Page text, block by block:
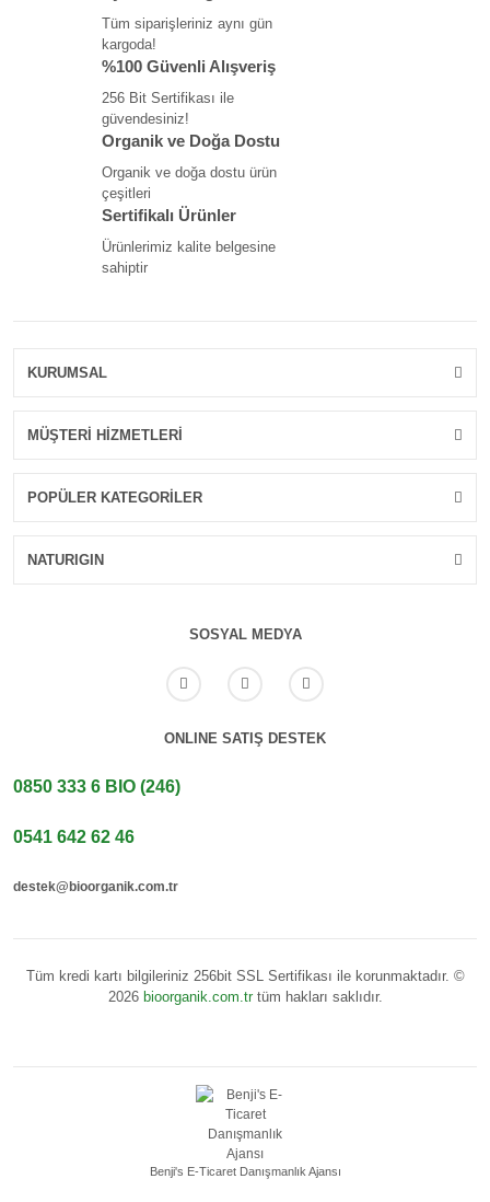
Tüm siparişleriniz aynı gün
kargoda!
%100 Güvenli Alışveriş
256 Bit Sertifikası ile
güvendesiniz!
Organik ve Doğa Dostu
Organik ve doğa dostu ürün
çeşitleri
Sertifikalı Ürünler
Ürünlerimiz kalite belgesine
sahiptir
KURUMSAL
MÜŞTERİ HİZMETLERİ
POPÜLER KATEGORİLER
NATURIGIN
SOSYAL MEDYA
ONLINE SATIŞ DESTEK
0850 333 6 BIO (246)
0541 642 62 46
destek@bioorganik.com.tr
Tüm kredi kartı bilgileriniz 256bit SSL Sertifikası ile korunmaktadır. ©
2026 bioorganik.com.trtüm hakları saklıdır.
Benji's E-Ticaret Danışmanlık Ajansı